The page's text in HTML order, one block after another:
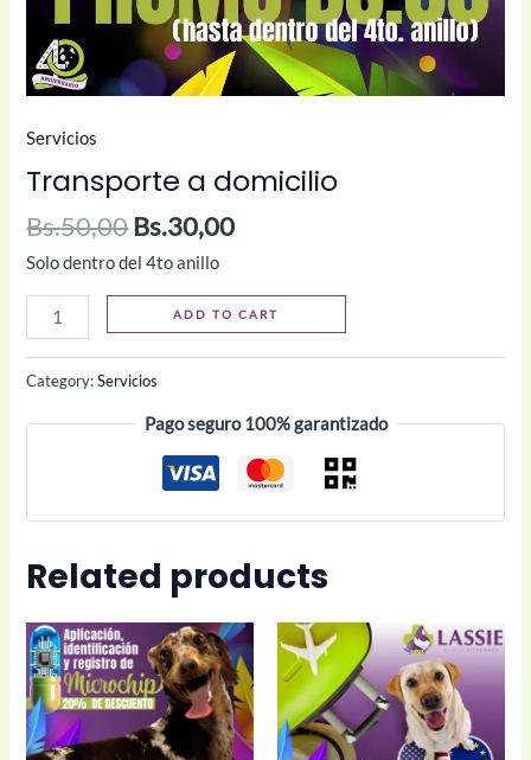
Servicios
Transporte a domicilio
Bs.50,00 Bs.30,00
Solo dentro del 4to anillo
ADD TO CART
Category:Servicios
Pago seguro 100% garantizado
Related products